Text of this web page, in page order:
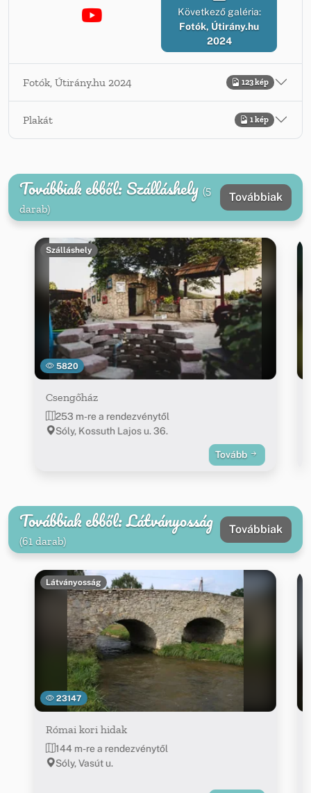
Következő galéria:
Fotók, Útirány.hu
2024
Fotók, Útirány.hu 2024 123 kép
Plakát 1 kép
Továbbiak ebből: Szálláshely (5
darab)
Továbbiak
5820
Szálláshely
Csengőház
253 m-re a rendezvénytől
Sóly, Kossuth Lajos u. 36.
Tovább
Továbbiak ebből: Látványosság
(61 darab)
Továbbiak
23147
Látványosság
Római kori hidak
144 m-re a rendezvénytől
Sóly, Vasút u.